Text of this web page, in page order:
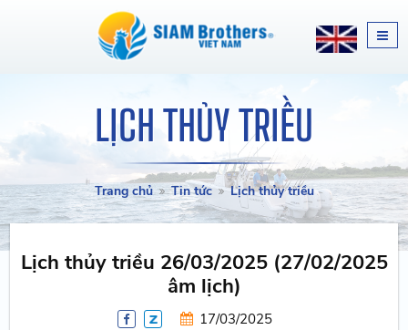
LỊCH THỦY TRIỀU
Trang chủ Tin tức Lịch thủy triều
Lịch thủy triều 26/03/2025 (27/02/2025
âm lịch)
17/03/2025